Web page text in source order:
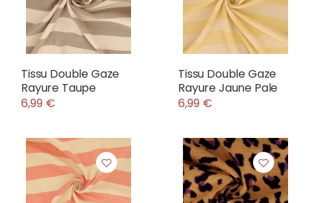
Tissu Double Gaze
Rayure Taupe
6,99 €
Tissu Double Gaze
Rayure Jaune Pale
6,99 €